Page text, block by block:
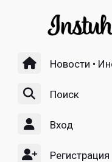
Новости •
Поиск
Вход
Регистрация